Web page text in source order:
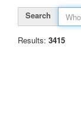
Search
Results: 3415